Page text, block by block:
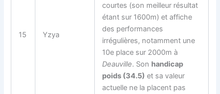
15 Yzya
courtes (son meilleur résultat
étant sur 1600m) et affiche
des performances
irrégulières, notamment une
10e place sur 2000m à
Deauville. Son handicap
poids (34.5) et sa valeur
actuelle ne la placent pas